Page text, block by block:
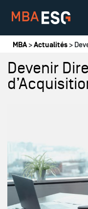
Vous êtes ici
MBA>Actualités >
Devenir